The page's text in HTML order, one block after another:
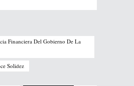
Financiera Del Gobierno De La
Solidez